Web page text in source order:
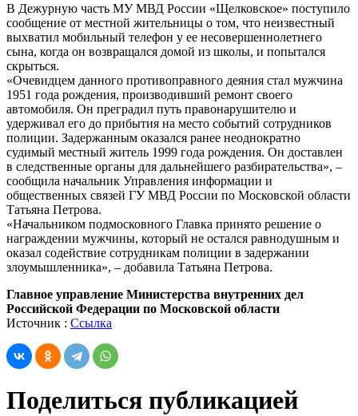
В Дежурную часть МУ МВД России «Щелковское» поступило
сообщение от местной жительницы о том, что неизвестный
выхватил мобильный телефон у ее несовершеннолетнего
сына, когда он возвращался домой из школы, и попытался
скрыться.
«Очевидцем данного противоправного деяния стал мужчина
1951 года рождения, производивший ремонт своего
автомобиля. Он преградил путь правонарушителю и
удерживал его до прибытия на место событий сотрудников
полиции. Задержанным оказался ранее неоднократно
судимый местный житель 1999 года рождения. Он доставлен
в следственные органы для дальнейшего разбирательства», –
сообщила начальник Управления информации и
общественных связей ГУ МВД России по Московской области
Татьяна Петрова.
«Начальником подмосковного Главка принято решение о
награждении мужчины, который не остался равнодушным и
оказал содействие сотрудникам полиции в задержании
злоумышленника», – добавила Татьяна Петрова.
Главное управление Министерства внутренних дел
Российской Федерации по Московской области
Источник : Ссылка
Поделиться публикацией